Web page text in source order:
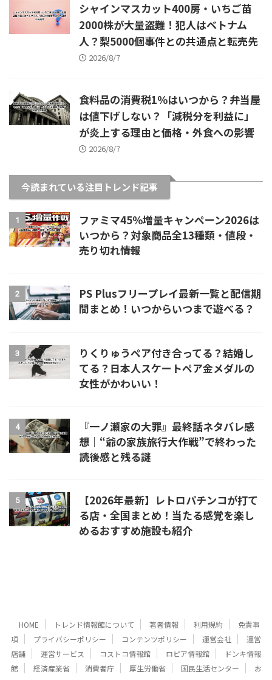
シャインマスカット400房・いちご苗
2000株が大量盗難！犯人はベトナム
人？梨5000個事件との共通点と転売先
2026/8/7
食料品の消費税1％はいつから？弁当屋
は値下げしない？「減税分を利益に」
が炎上する理由と価格・外食への影響
2026/8/7
今読まれている注目トレンド記事
1
ファミマ45％増量キャンペーン2026は
いつから？対象商品全13種類・値段・
売り切れ情報
2
PS Plusフリープレイ最新一覧と配信期
間まとめ！いつからいつまで遊べる？
3
りくりゅうペア付き合ってる？結婚し
てる？日本人スケートペア金メダルの
女性がかわいい！
4
『一ノ瀬家の大罪』最終話ネタバレ感
想｜“爺の家族旅行大作戦”で終わった
読後感と残る謎
5
【2026年最新】レトロパチンコが打て
る店・全国まとめ！当たる感覚を楽し
めるおすすめ施設も紹介
HOME トレンド情報館について 著者情報 利用規約
免責事
項
プライバシーポリシー コンテンツポリシー 運営会社
運営
店舗
運営サービス コストコ情報館 ロピア情報館
ドンキ情報
館
経済産業省 消費者庁 厚生労働省 国民生活センター
お